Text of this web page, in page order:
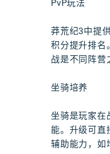
PvP玩法
莽荒纪3中提
积分提升排名
战是不同阵营
坐骑培养
坐骑是玩家在
能。升级可直
辅助能力，如